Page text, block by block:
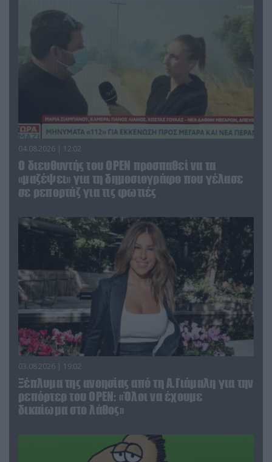
04.08.2026 | 12:02
O διευθυντής του OPEN προσπαθεί να τα
«μαζέψει» για τη δημοσιογράφο που γέλασε
σε ρεπορτάζ για τις φωτιές
03.08.2026 | 19:02
Ξέπλυμα της ανοησίας από τη Α.Γιάμαλη για την
ρεπόρτερ του ΟΡΕΝ: «Όλοι να έχουμε
δικαίωμα στο λάθος»